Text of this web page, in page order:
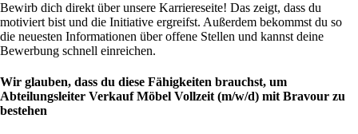
Bewirb dich direkt über unsere Karriereseite! Das zeigt, dass du
motiviert bist und die Initiative ergreifst. Außerdem bekommst du so
die neuesten Informationen über offene Stellen und kannst deine
Bewerbung schnell einreichen.
Wir glauben, dass du diese Fähigkeiten brauchst, um
Abteilungsleiter Verkauf Möbel Vollzeit (m/w/d) mit Bravour zu
bestehen